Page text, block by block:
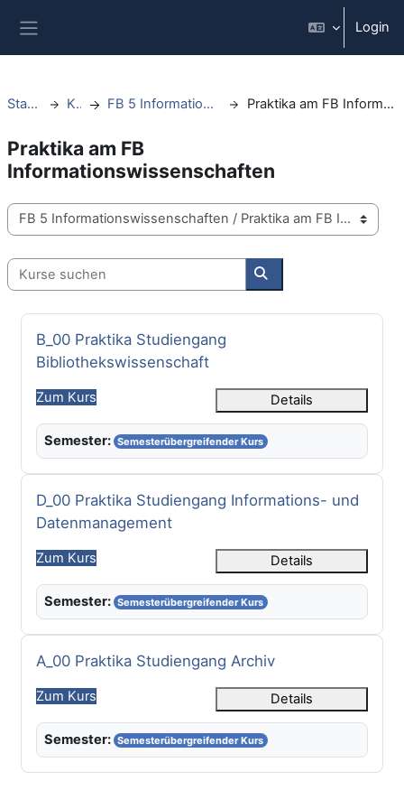
Login
Startseite Kurse FB 5 Informationswissenschaften Praktika am FB Informationswissenschaften
Praktika am FB
Informationswissenschaften
Kursbereiche
Kurse suchen
Kurse suchen
Kursname
B_00 Praktika Studiengang
Bibliothekswissenschaft
Zum Kurs Details
Semester: Semesterübergreifender Kurs
Kursname
D_00 Praktika Studiengang Informations- und
Datenmanagement
Zum Kurs Details
Semester: Semesterübergreifender Kurs
Kursname
A_00 Praktika Studiengang Archiv
Zum Kurs Details
Semester: Semesterübergreifender Kurs